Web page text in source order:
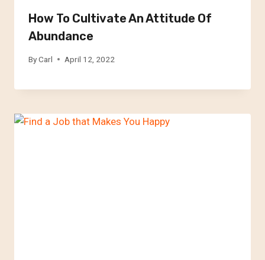
How To Cultivate An Attitude Of
Abundance
ByCarl April 12, 2022